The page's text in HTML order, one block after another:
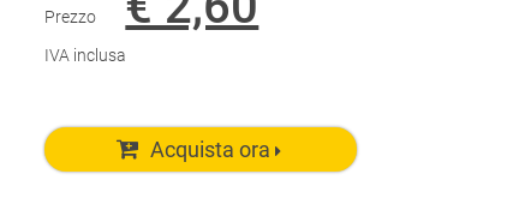
Prezzo
IVA inclusa
Acquista ora